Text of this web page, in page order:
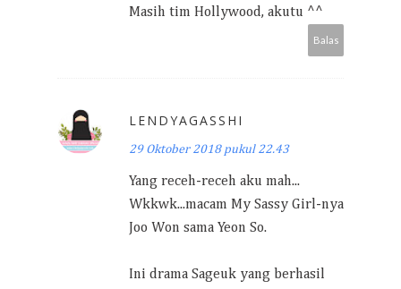
Masih tim Hollywood, akutu ^^
Balas
LENDYAGASSHI
29 Oktober 2018 pukul 22.43
Yang receh-receh aku mah...
Wkkwk...macam My Sassy Girl-nya
Joo Won sama Yeon So.
Ini drama Sageuk yang berhasil